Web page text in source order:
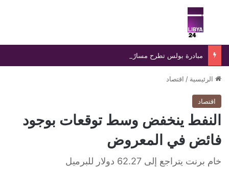
بحث عن
مبادرة بولس تطرح مسارًا جديدًا لإنهاء الانسداد السياسي في ليبيا
الرئيسية / اقتصاد
اقتصاد
النفط ينخفض وسط توقعات بوجود
فائض في المعروض
خام برنت يتراجع إلى 62.27 دولار للبرميل